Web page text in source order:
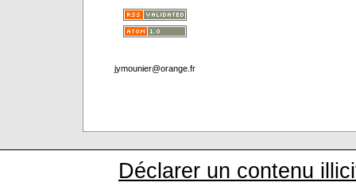
jymounier@orange.fr
Déclarer un contenu